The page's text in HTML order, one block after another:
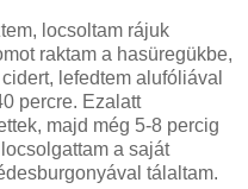
locsoltam rájuk
raktam a hasüregükbe,
lefedtem alufóliával
percre. Ezalatt
majd még 5-8 percig
a saját
tálaltam.